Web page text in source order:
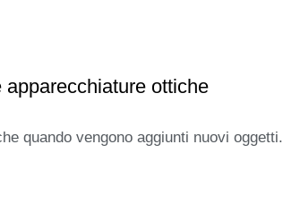
ottiche
quando vengono aggiunti nuovi oggetti.